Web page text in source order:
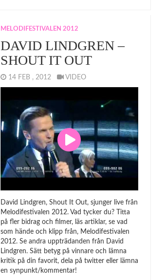
MELODIFESTIVALEN 2012
DAVID LINDGREN –
SHOUT IT OUT
14 FEB , 2012 VIDEO
David Lindgren, Shout It Out, sjunger live från
Melodifestivalen 2012. Vad tycker du? Titta
på fler bidrag och filmer, läs artiklar, se vad
som hände och klipp från, Melodifestivalen
2012. Se andra uppträdanden från David
Lindgren. Sätt betyg på vinnare och lämna
kritik på din favorit, dela på twitter eller lämna
en synpunkt/kommentar!